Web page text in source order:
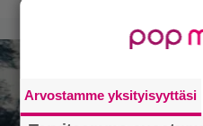
Arvostamme yksityisyyttäsi